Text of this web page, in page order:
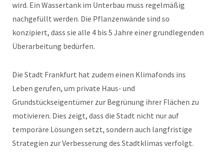
wird. Ein Wassertank im Unterbau muss regelmäßig
nachgefüllt werden. Die Pflanzenwände sind so
konzipiert, dass sie alle 4 bis 5 Jahre einer grundlegenden
Überarbeitung bedürfen.
Die Stadt Frankfurt hat zudem einen Klimafonds ins
Leben gerufen, um private Haus- und
Grundstückseigentümer zur Begrünung ihrer Flächen zu
motivieren. Dies zeigt, dass die Stadt nicht nur auf
temporäre Lösungen setzt, sondern auch langfristige
Strategien zur Verbesserung des Stadtklimas verfolgt.